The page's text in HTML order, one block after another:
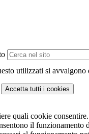
utilizzati si
Accetta tutti i cookies
quali cookie consentire.
il funzionamento